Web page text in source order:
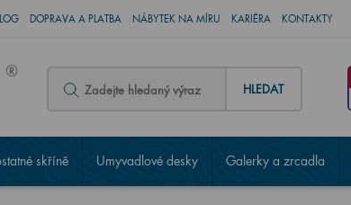
DOPRAVA A PLATBA NÁBYTEK NA MÍRU KARIÉRA KONTAKTY
HLEDAT
skříně Umyvadlové desky Galerky a zrcadla